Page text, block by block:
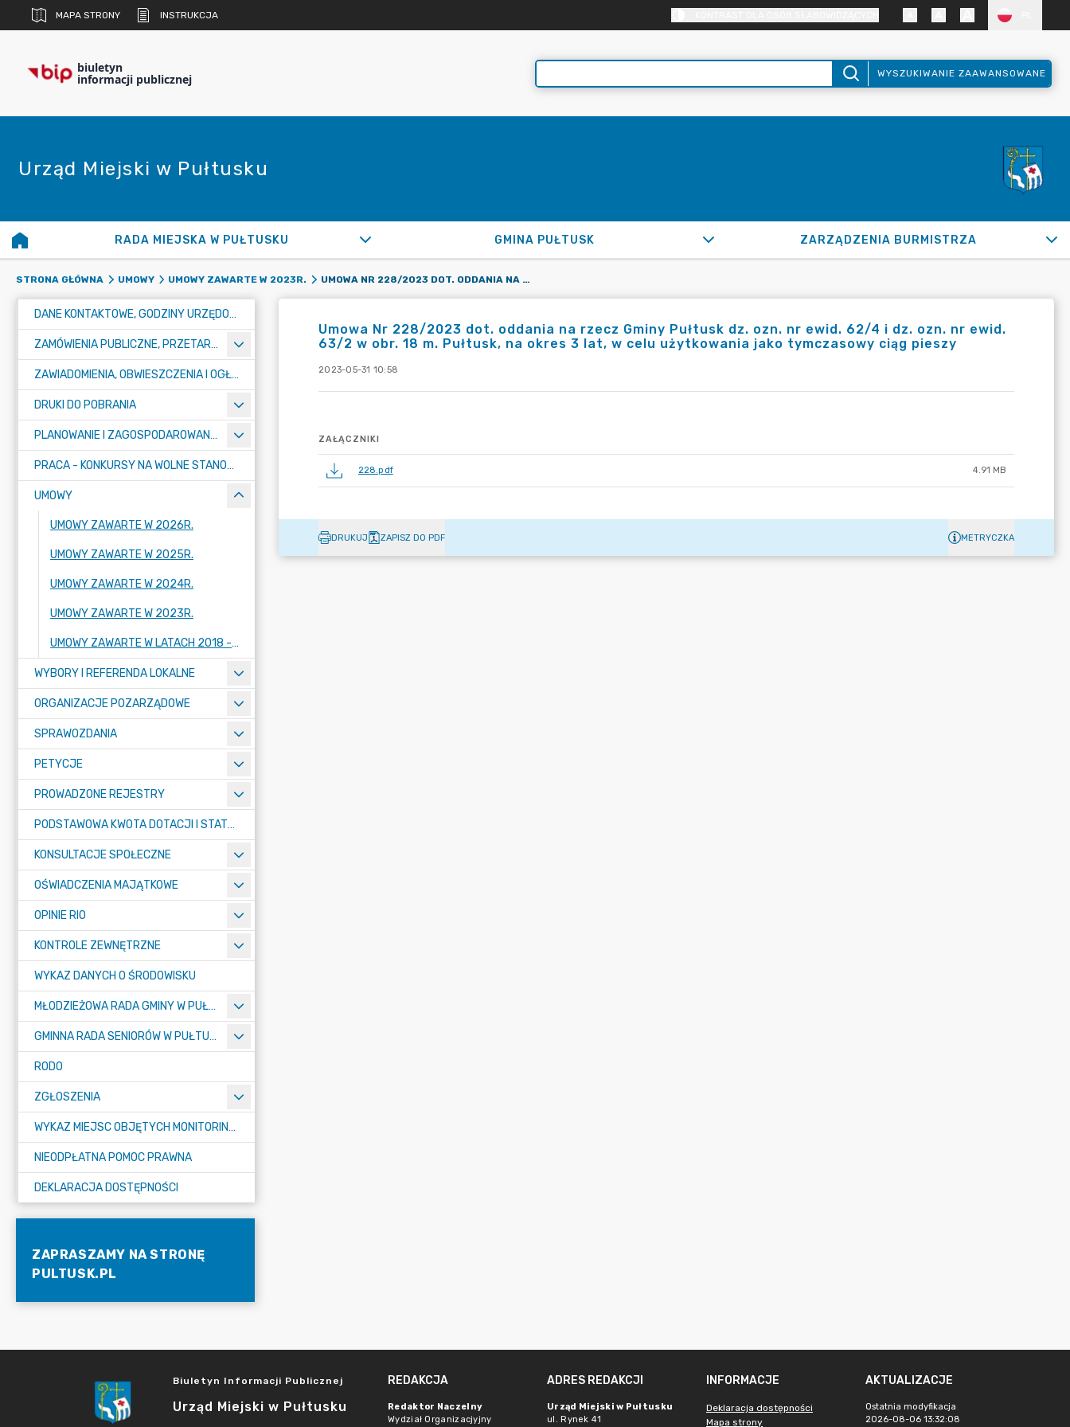
MAPA STRONY INSTRUKCJA
biuletyn
informacji publicznej WYSZUKIWANIE ZAAWANSOWANE
Urząd Miejski w Pułtusku
RADA MIEJSKA W PUŁTUSKU GMINA PUŁTUSK ZARZĄDZENIA BURMISTRZA
STRONA GŁÓWNA UMOWY UMOWY ZAWARTE W 2023R. UMOWA NR 228/2023 DOT. ODDANIA NA RZECZ GMINY PUŁTUSK DZ. OZN. NR EWID. 62/4 I DZ. OZN. NR EWID. 63/2 W OBR. 18 M. PUŁTUSK, NA OKRES 3 LAT, W CELU UŻYTKOWANIA JAKO TYMCZASOWY CIĄG PIESZY
DANE KONTAKTOWE, GODZINY URZĘDOWANIA I NUMER KONTA BANKOWEGO
ZAMÓWIENIA PUBLICZNE, PRZETARGI, KONKURSY
ZAWIADOMIENIA, OBWIESZCZENIA I OGŁOSZENIA
DRUKI DO POBRANIA
PLANOWANIE I ZAGOSPODAROWANIE PRZESTRZENNE
PRACA - KONKURSY NA WOLNE STANOWISKA
UMOWY
UMOWY ZAWARTE W 2026R.
UMOWY ZAWARTE W 2025R.
UMOWY ZAWARTE W 2024R.
UMOWY ZAWARTE W 2023R.
UMOWY ZAWARTE W LATACH 2018 - 2022
WYBORY I REFERENDA LOKALNE
ORGANIZACJE POZARZĄDOWE
SPRAWOZDANIA
PETYCJE
PROWADZONE REJESTRY
PODSTAWOWA KWOTA DOTACJI I STATYSTYCZNA LICZBA UCZNIÓW
KONSULTACJE SPOŁECZNE
OŚWIADCZENIA MAJĄTKOWE
OPINIE RIO
KONTROLE ZEWNĘTRZNE
WYKAZ DANYCH O ŚRODOWISKU
MŁODZIEŻOWA RADA GMINY W PUŁTUSKU
GMINNA RADA SENIORÓW W PUŁTUSKU
RODO
ZGŁOSZENIA
WYKAZ MIEJSC OBJĘTYCH MONITORINGIEM
NIEODPŁATNA POMOC PRAWNA
DEKLARACJA DOSTĘPNOŚCI
ZAPRASZAMY NA STRONĘ
PULTUSK.PL
Umowa Nr 228/2023 dot. oddania na rzecz Gminy Pułtusk dz. ozn. nr ewid. 62/4 i dz. ozn. nr ewid.
63/2 w obr. 18 m. Pułtusk, na okres 3 lat, w celu użytkowania jako tymczasowy ciąg pieszy
2023-05-31 10:58
ZAŁĄCZNIKI
228.pdf 4.91 MB
DRUKUJ ZAPISZ DO PDF METRYCZKA
Biuletyn Informacji Publicznej
Urząd Miejski w Pułtusku
REDAKCJA
Redaktor Naczelny
Wydział Organizacjyjny
ADRES REDAKCJI
Urząd Miejski w Pułtusku
ul. Rynek 41
INFORMACJE
Deklaracja dostępności
Mapa strony
AKTUALIZACJE
Ostatnia modyfikacja
2026-08-06 13:32:08